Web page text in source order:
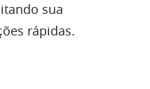
sua
rápidas.